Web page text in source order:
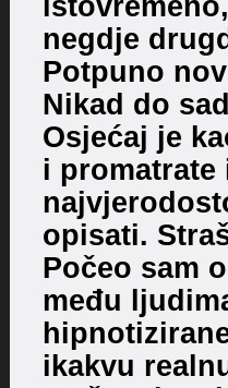
negdje
Potpuno
Nikad do
Osjećaj je
i promatrate
opisati.
Počeo sam
među
ikakvu